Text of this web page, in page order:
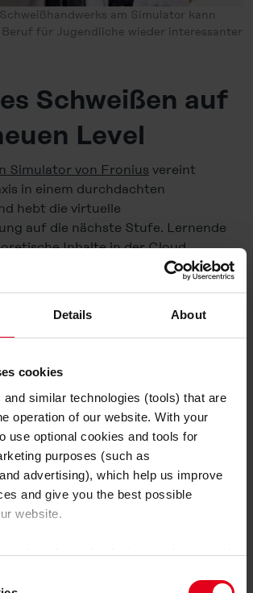
Details About
cookies
similar technologies (tools) that are
operation of our website. With your
use optional cookies and tools for
purposes (such as
advertising), which help us improve
and give you the best possible
website.
and similar technologies used, personal
am Simulator kann
für Jugendliche wieder interessanter
Schweißen auf
Level
Simulator von Fronius vereint
in einem durchdachten
hebt die virtuelle
auf die nächste Stufe. Lernende
Inhalte in der Cloud
praktischen Einheiten am Simulator
dieses Schweißsimulators:
wurde mitgedacht. „Mit
neu gedacht. Wir wollten sie noch
machen, nicht nur mithilfe von AR-
dem damit verbundenen verblüffend
sondern auch mit der
Vorbereitungs- und
Habe ich die Masse angeschlossen?
Habe ich die Parameter korrekt
Ausbildung am Welducation
Einblick in den neuen Fronius